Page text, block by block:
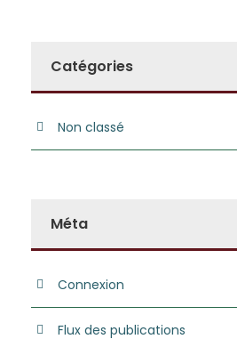
Catégories
Non classé
Méta
Connexion
Flux des publications